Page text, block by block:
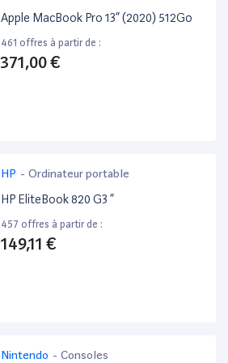
Apple MacBook Pro 13” (2020) 512Go
461 offres à partir de :
371,00 €
HP - Ordinateur portable
HP EliteBook 820 G3 ”
457 offres à partir de :
149,11 €
Nintendo - Consoles